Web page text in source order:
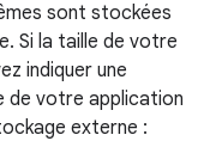
sont stockées
Si la taille de votre
indiquer une
de votre application
externe :